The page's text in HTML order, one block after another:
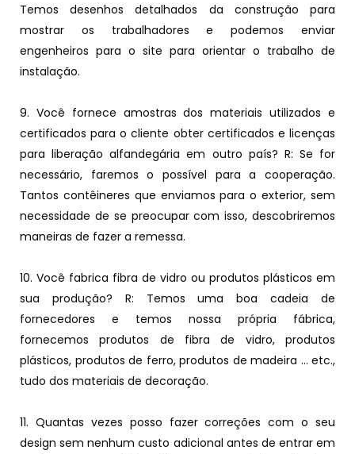
Temos desenhos detalhados da construção para
mostrar os trabalhadores e podemos enviar
engenheiros para o site para orientar o trabalho de
instalação.
9. Você fornece amostras dos materiais utilizados e
certificados para o cliente obter certificados e licenças
para liberação alfandegária em outro país? R: Se for
necessário, faremos o possível para a cooperação.
Tantos contêineres que enviamos para o exterior, sem
necessidade de se preocupar com isso, descobriremos
maneiras de fazer a remessa.
10. Você fabrica fibra de vidro ou produtos plásticos em
sua produção? R: Temos uma boa cadeia de
fornecedores e temos nossa própria fábrica,
fornecemos produtos de fibra de vidro, produtos
plásticos, produtos de ferro, produtos de madeira ... etc.,
tudo dos materiais de decoração.
11. Quantas vezes posso fazer correções com o seu
design sem nenhum custo adicional antes de entrar em